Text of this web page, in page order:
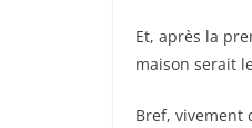
Et, après la
maison serait
Bref, vivement